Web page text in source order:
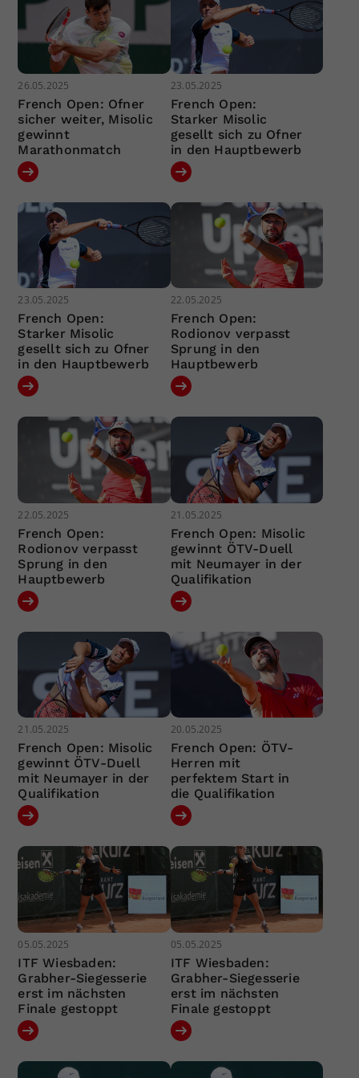
26.05.2025
French Open: Ofner
sicher weiter, Misolic
gewinnt
Marathonmatch
23.05.2025
French Open:
Starker Misolic
gesellt sich zu Ofner
in den Hauptbewerb
23.05.2025
French Open:
Starker Misolic
gesellt sich zu Ofner
in den Hauptbewerb
22.05.2025
French Open:
Rodionov verpasst
Sprung in den
Hauptbewerb
22.05.2025
French Open:
Rodionov verpasst
Sprung in den
Hauptbewerb
21.05.2025
French Open: Misolic
gewinnt ÖTV-Duell
mit Neumayer in der
Qualifikation
21.05.2025
French Open: Misolic
gewinnt ÖTV-Duell
mit Neumayer in der
Qualifikation
20.05.2025
French Open: ÖTV-
Herren mit
perfektem Start in
die Qualifikation
05.05.2025
ITF Wiesbaden:
Grabher-Siegesserie
erst im nächsten
Finale gestoppt
05.05.2025
ITF Wiesbaden:
Grabher-Siegesserie
erst im nächsten
Finale gestoppt